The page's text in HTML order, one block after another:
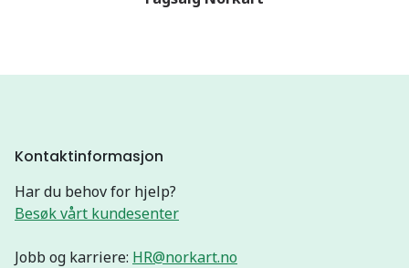
Kontaktinformasjon
Har du behov for hjelp?
Besøk vårt kundesenter
Jobb og karriere: HR@norkart.no